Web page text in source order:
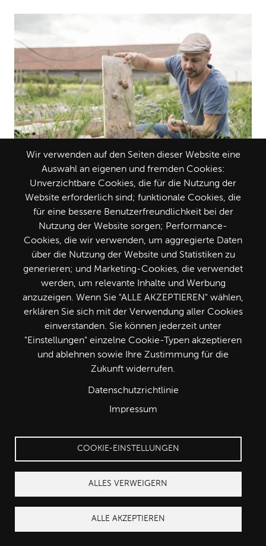
Wiener Schnecken vom Gugumuck-
Hof
Rothneusiedl
1. Januar - 31. Dezember
MO / DI / MI / DO / FR /SA /SO / FEI /
Wir verwenden auf den Seiten dieser Website eine
Auswahl an eigenen und fremden Cookies:
Unverzichtbare Cookies, die für die Nutzung der
Website erforderlich sind; funktionale Cookies, die
für eine bessere Benutzerfreundlichkeit bei der
Nutzung der Website sorgen; Performance-
Cookies, die wir verwenden, um aggregierte Daten
über die Nutzung der Website und Statistiken zu
generieren; und Marketing-Cookies, die verwendet
werden, um relevante Inhalte und Werbung
anzuzeigen. Wenn Sie "ALLE AKZEPTIEREN" wählen,
erklären Sie sich mit der Verwendung aller Cookies
einverstanden. Sie können jederzeit unter
"Einstellungen" einzelne Cookie-Typen akzeptieren
und ablehnen sowie Ihre Zustimmung für die
Zukunft widerrufen.
Datenschutzrichtlinie
Impressum
COOKIE-EINSTELLUNGEN
ALLES VERWEIGERN
ALLE AKZEPTIEREN